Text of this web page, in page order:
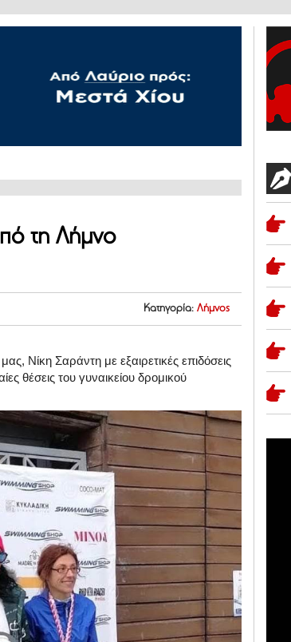
τη Λήμνο
Κατηγορία: Λήμνος
Νίκη Σαράντη με εξαιρετικές επιδόσεις
θέσεις του γυναικείου δρομικού